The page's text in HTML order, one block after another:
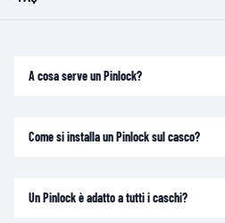
A cosa serve un Pinlock?
Come si installa un Pinlock sul casco?
Un Pinlock è adatto a tutti i caschi?